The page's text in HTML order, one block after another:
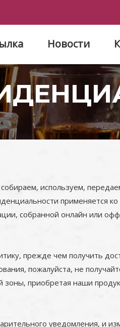
Новости
используем,
применяется
собранной онлайн или
прежде чем получить
пожалуйста, не
приобретая наши
уведомления, и